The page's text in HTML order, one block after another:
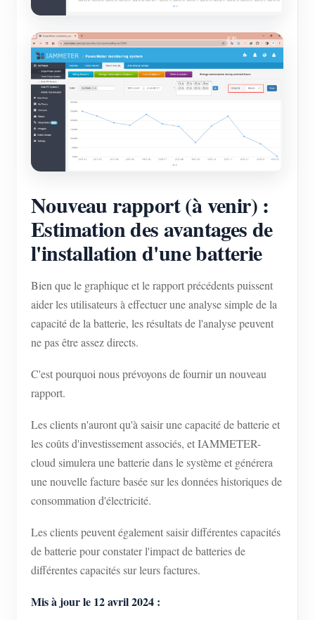
Nouveau rapport (à venir) :
Estimation des avantages de
l'installation d'une batterie
Bien que le graphique et le rapport précédents puissent
aider les utilisateurs à effectuer une analyse simple de la
capacité de la batterie, les résultats de l'analyse peuvent
ne pas être assez directs.
C'est pourquoi nous prévoyons de fournir un nouveau
rapport.
Les clients n'auront qu'à saisir une capacité de batterie et
les coûts d'investissement associés, et IAMMETER-
cloud simulera une batterie dans le système et générera
une nouvelle facture basée sur les données historiques de
consommation d'électricité.
Les clients peuvent également saisir différentes capacités
de batterie pour constater l'impact de batteries de
différentes capacités sur leurs factures.
Mis à jour le 12 avril 2024 :